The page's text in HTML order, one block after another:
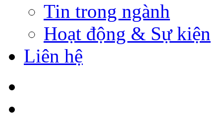
Tin trong ngành
Hoạt động & Sự kiện
Liên hệ